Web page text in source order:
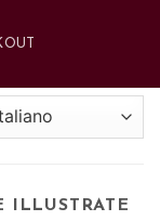
ILLUSTRATE